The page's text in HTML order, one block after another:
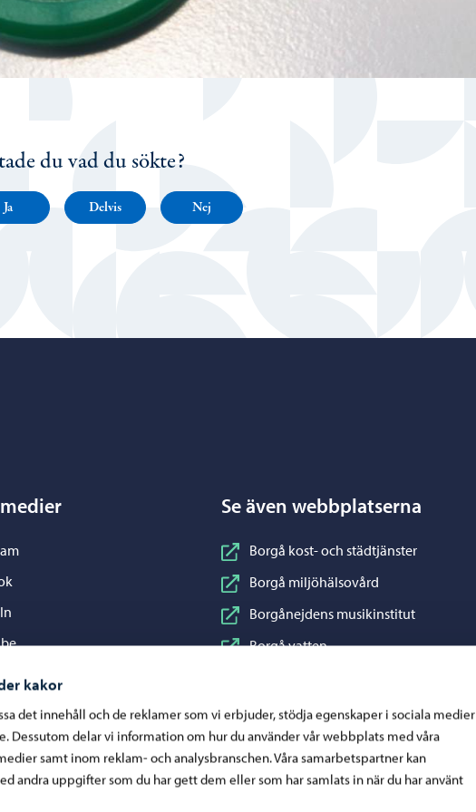
kakor
det innehåll och de reklamer som vi erbjuder, stödja egenskaper i sociala medier
Dessutom delar vi information om hur du använder vår webbplats med våra
samt inom reklam- och analysbranschen. Våra samarbetspartner kan
andra uppgifter som du har gett dem eller som har samlats in när du har använt
du vad du sökte?
Ja Delvis Nej
Se även webbplatserna
Borgå kost- och städtjänster
Borgå miljöhälsovård
Borgånejdens musikinstitut
Borgå vatten
Konstfabriken
Visit Porvoo
Östra Nylands välfärdsområde